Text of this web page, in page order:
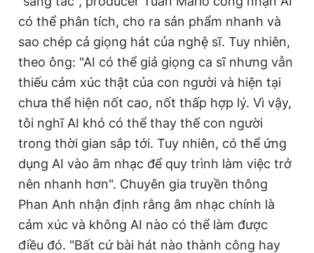
có thể phân tích, cho ra sản phẩm nhanh và
sao chép cả giọng hát của nghệ sĩ. Tuy nhiên,
theo ông: "AI có thể giả giọng ca sĩ nhưng vẫn
thiếu cảm xúc thật của con người và hiện tại
chưa thể hiện nốt cao, nốt thấp hợp lý. Vì vậy,
tôi nghĩ AI khó có thể thay thế con người
trong thời gian sắp tới. Tuy nhiên, có thể ứng
dụng AI vào âm nhạc để quy trình làm việc trở
nên nhanh hơn". Chuyên gia truyền thông
Phan Anh nhận định rằng âm nhạc chính là
cảm xúc và không AI nào có thể làm được
điều đó. "Bất cứ bài hát nào thành công hay